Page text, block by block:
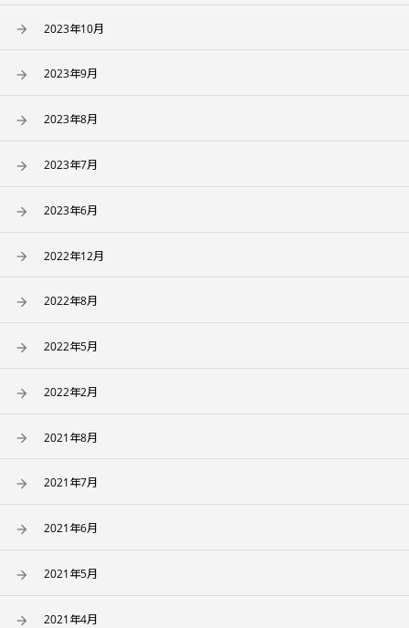
2023年10月
2023年9月
2023年8月
2023年7月
2023年6月
2022年12月
2022年8月
2022年5月
2022年2月
2021年8月
2021年7月
2021年6月
2021年5月
2021年4月